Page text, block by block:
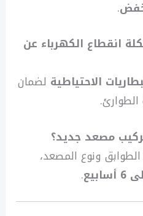
.
انقطاع الكهرباء عن
الاحتياطية لضمان
مصعد جديد؟
ونوع المصعد،
.